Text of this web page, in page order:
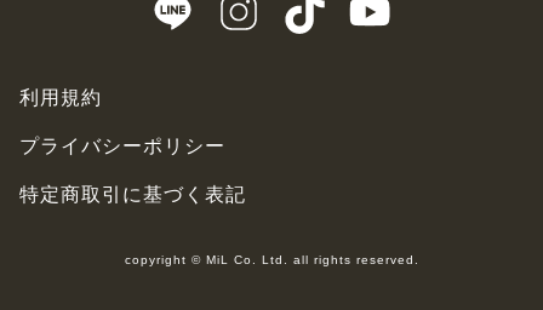
利用規約
プライバシーポリシー
特定商取引に基づく表記
copyright © MiL Co. Ltd. all rights reserved.